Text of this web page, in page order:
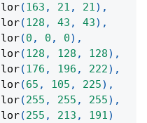
(163 , 21 , 21) ,
(128 , 43 , 43) ,
(0 , 0 , 0) ,
(128 , 128 , 128) ,
(176 , 196 , 222) ,
(65 , 105 , 225) ,
(255 , 255 , 255) ,
(255 , 213 , 191)